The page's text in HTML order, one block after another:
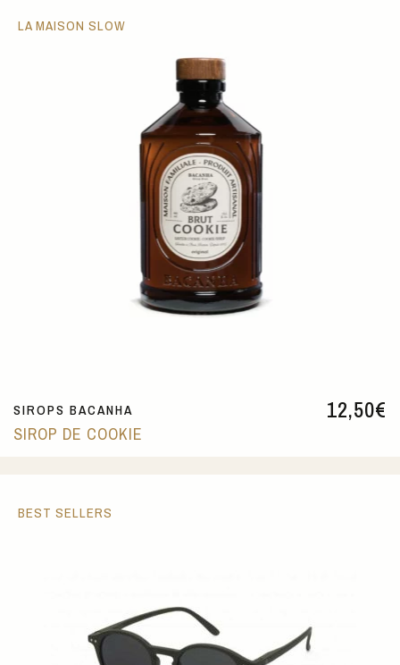
12,50€
SIROPS BACANHA
SIROP DE COOKIE
LA MAISON SLOW
BEST SELLERS